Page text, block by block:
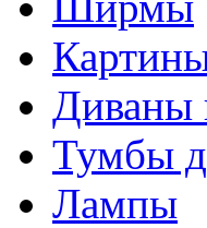
Диваны
Тумбы
Лампы